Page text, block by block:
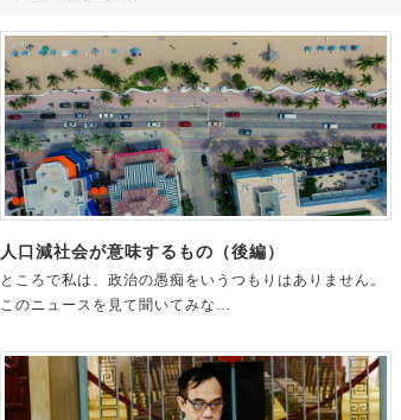
人口減社会が意味するもの（後編）
ところで私は、政治の愚痴をいうつもりはありません。
このニュースを見て聞いてみな…